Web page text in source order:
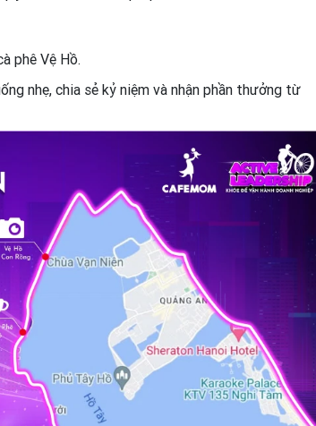
phê Vệ Hồ.
nhẹ, chia sẻ kỷ niệm và nhận phần thưởng từ